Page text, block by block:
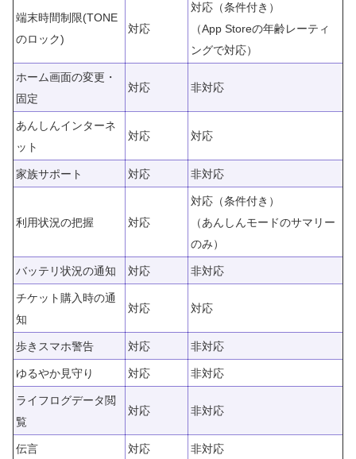
端末時間制限(TONE
のロック)
対応
対応（条件付き）
（App Storeの年齢レーティ
ングで対応）
ホーム画面の変更・
固定
対応 非対応
あんしんインターネ
ット
対応 対応
家族サポート 対応 非対応
利用状況の把握 対応
対応（条件付き）
（あんしんモードのサマリー
のみ）
バッテリ状況の通知 対応 非対応
チケット購入時の通
知
対応 対応
歩きスマホ警告 対応 非対応
ゆるやか見守り 対応 非対応
ライフログデータ閲
覧
対応 非対応
伝言 対応 非対応